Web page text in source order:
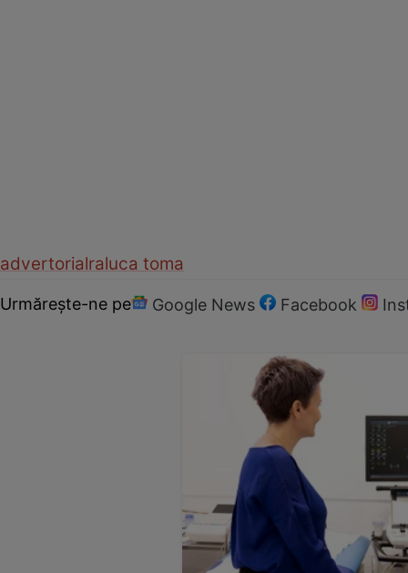
advertorialraluca toma
Urmărește-ne pe Google News Facebook